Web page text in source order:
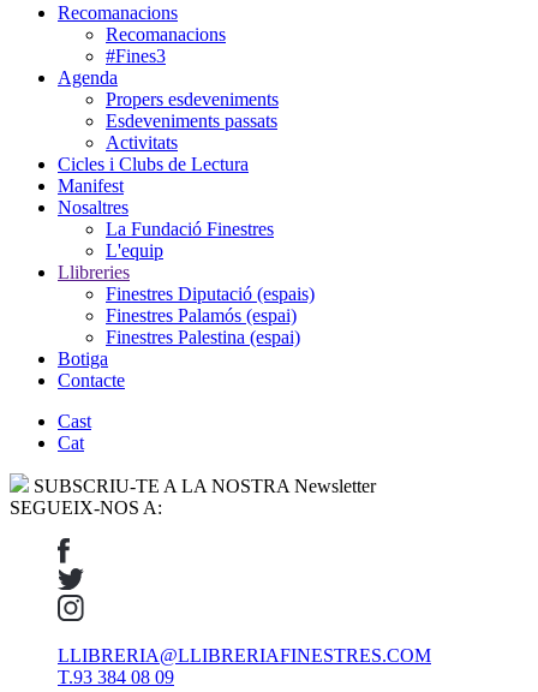
Recomanacions
Recomanacions
#Fines3
Agenda
Propers esdeveniments
Esdeveniments passats
Activitats
Cicles i Clubs de Lectura
Manifest
Nosaltres
La Fundació Finestres
L'equip
Llibreries
Finestres Diputació (espais)
Finestres Palamós (espai)
Finestres Palestina (espai)
Botiga
Contacte
Cast
Cat
SUBSCRIU-TE A LA NOSTRA Newsletter
SEGUEIX-NOS A:
LLIBRERIA@LLIBRERIAFINESTRES.COM
T.93 384 08 09